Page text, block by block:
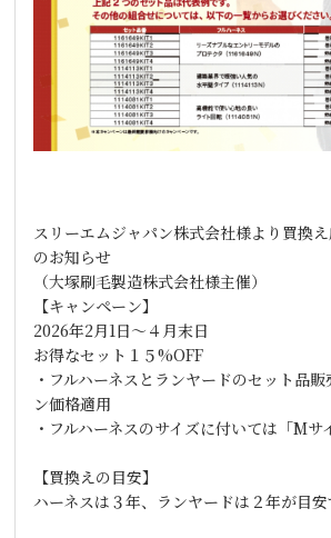
スリーエムジャパン株式会社様より買換
のお知らせ
（大塚刷毛製造株式会社様主催）
【キャンペーン】
2026年2月1日～４月末日
お得なセット１５%OFF
・フルハーネスとランヤードのセット品
ン価格適用
・フルハーネスのサイズに付いては「M
【買換えの目安】
ハーネスは３年、ランヤードは２年が目安